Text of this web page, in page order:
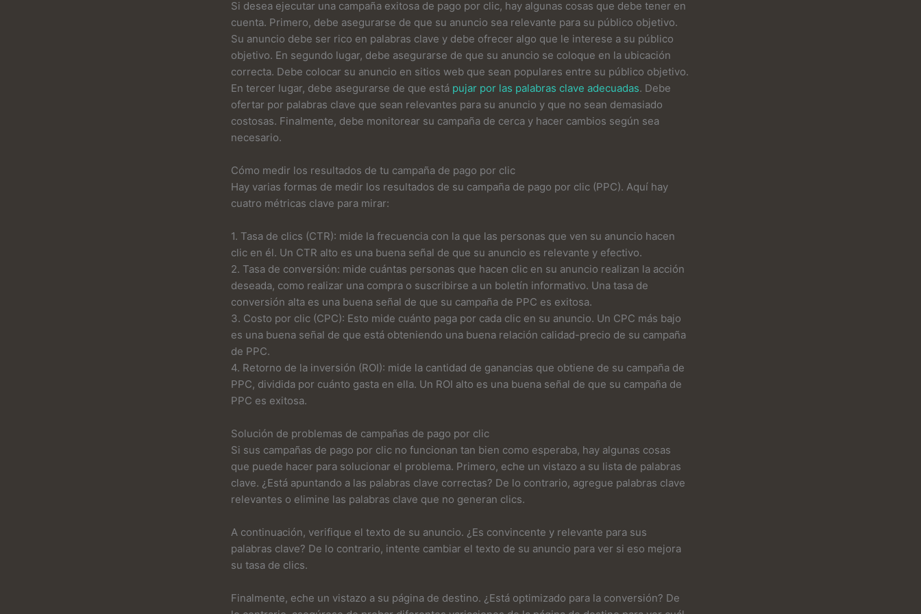
Si desea ejecutar una campaña exitosa de pago por clic, hay algunas cosas que debe tener en
cuenta. Primero, debe asegurarse de que su anuncio sea relevante para su público objetivo.
Su anuncio debe ser rico en palabras clave y debe ofrecer algo que le interese a su público
objetivo. En segundo lugar, debe asegurarse de que su anuncio se coloque en la ubicación
correcta. Debe colocar su anuncio en sitios web que sean populares entre su público objetivo.
En tercer lugar, debe asegurarse de que está pujar por las palabras clave adecuadas. Debe
ofertar por palabras clave que sean relevantes para su anuncio y que no sean demasiado
costosas. Finalmente, debe monitorear su campaña de cerca y hacer cambios según sea
necesario.
Cómo medir los resultados de tu campaña de pago por clic
Hay varias formas de medir los resultados de su campaña de pago por clic (PPC). Aquí hay
cuatro métricas clave para mirar:
1. Tasa de clics (CTR): mide la frecuencia con la que las personas que ven su anuncio hacen
clic en él. Un CTR alto es una buena señal de que su anuncio es relevante y efectivo.
2. Tasa de conversión: mide cuántas personas que hacen clic en su anuncio realizan la acción
deseada, como realizar una compra o suscribirse a un boletín informativo. Una tasa de
conversión alta es una buena señal de que su campaña de PPC es exitosa.
3. Costo por clic (CPC): Esto mide cuánto paga por cada clic en su anuncio. Un CPC más bajo
es una buena señal de que está obteniendo una buena relación calidad-precio de su campaña
de PPC.
4. Retorno de la inversión (ROI): mide la cantidad de ganancias que obtiene de su campaña de
PPC, dividida por cuánto gasta en ella. Un ROI alto es una buena señal de que su campaña de
PPC es exitosa.
Solución de problemas de campañas de pago por clic
Si sus campañas de pago por clic no funcionan tan bien como esperaba, hay algunas cosas
que puede hacer para solucionar el problema. Primero, eche un vistazo a su lista de palabras
clave. ¿Está apuntando a las palabras clave correctas? De lo contrario, agregue palabras clave
relevantes o elimine las palabras clave que no generan clics.
A continuación, verifique el texto de su anuncio. ¿Es convincente y relevante para sus
palabras clave? De lo contrario, intente cambiar el texto de su anuncio para ver si eso mejora
su tasa de clics.
Finalmente, eche un vistazo a su página de destino. ¿Está optimizado para la conversión? De